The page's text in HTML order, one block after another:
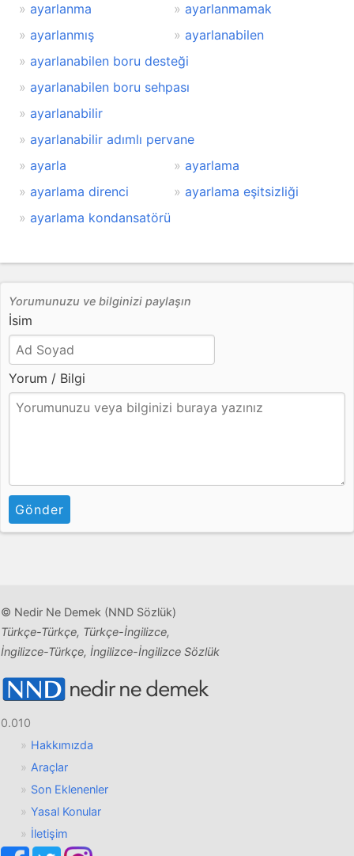
ayarlanma
ayarlanmamak
ayarlanmış
ayarlanabilen
ayarlanabilen boru desteği
ayarlanabilen boru sehpası
ayarlanabilir
ayarlanabilir adımlı pervane
ayarla
ayarlama
ayarlama direnci
ayarlama eşitsizliği
ayarlama kondansatörü
Yorumunuzu ve bilginizi paylaşın
İsim
Yorum / Bilgi
Gönder
© Nedir Ne Demek (NND Sözlük)
Türkçe-Türkçe, Türkçe-İngilizce,
İngilizce-Türkçe, İngilizce-İngilizce Sözlük
0.010
Hakkımızda
Araçlar
Son Eklenenler
Yasal Konular
İletişim